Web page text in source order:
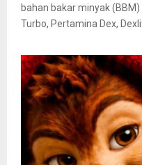
bahan bakar minyak
Turbo, Pertamina Dex,